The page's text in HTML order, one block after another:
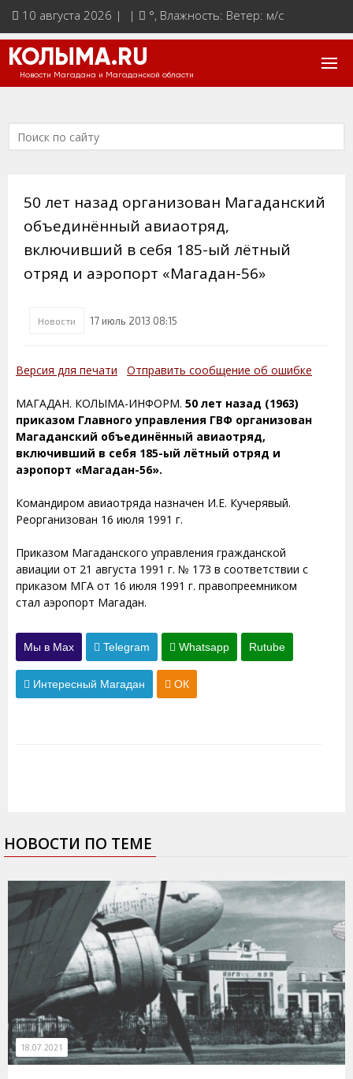
10 августа 2026 | | °, Влажность: Ветер: м/с
КОЛЫМА.RU
Новости Магадана и Магаданской области
50 лет назад организован Магаданский
объединённый авиаотряд,
включивший в себя 185-ый лётный
отряд и аэропорт «Магадан-56»
Новости 17 июль 2013 08:15
Версия для печати Отправить сообщение об ошибке
МАГАДАН. КОЛЫМА-ИНФОРМ. 50 лет назад (1963)
приказом Главного управления ГВФ организован
Магаданский объединённый авиаотряд,
включивший в себя 185-ый лётный отряд и
аэропорт «Магадан-56».
Командиром авиаотряда назначен И.Е. Кучерявый.
Реорганизован 16 июля 1991 г.
Приказом Магаданского управления гражданской
авиации от 21 августа 1991 г. № 173 в соответствии с
приказом МГА от 16 июля 1991 г. правопреемником
стал аэропорт Магадан.
Мы в Max Telegram Whatsapp Rutube
Интересный Магадан ОК
НОВОСТИ ПО ТЕМЕ
18.07.2021